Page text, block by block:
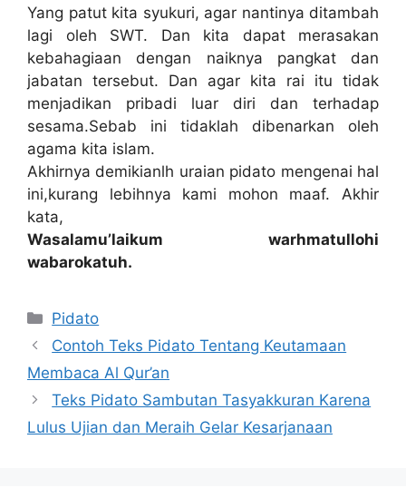
Yang patut kita syukuri, agar nantinya ditambah
lagi oleh SWT. Dan kita dapat merasakan
kebahagiaan dengan naiknya pangkat dan
jabatan tersebut. Dan agar kita rai itu tidak
menjadikan pribadi luar diri dan terhadap
sesama.Sebab ini tidaklah dibenarkan oleh
agama kita islam.
Akhirnya demikianlh uraian pidato mengenai hal
ini,kurang lebihnya kami mohon maaf. Akhir
kata,
Wasalamu’laikum warhmatullohi
wabarokatuh.
Kategori
Pidato
Contoh Teks Pidato Tentang Keutamaan
Membaca Al Qur’an
Teks Pidato Sambutan Tasyakkuran Karena
Lulus Ujian dan Meraih Gelar Kesarjanaan